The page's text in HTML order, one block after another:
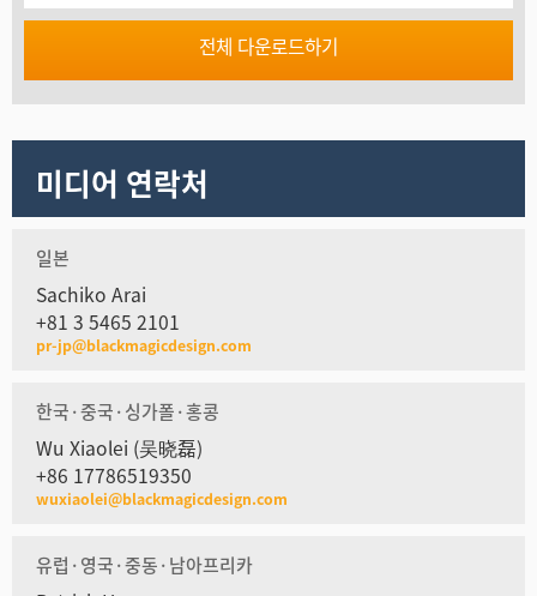
전체 다운로드하기
미디어 연락처
일본
Sachiko Arai
+81 3 5465 2101
pr-jp@blackmagicdesign.com
한국·중국·싱가폴·홍콩
Wu Xiaolei (吴晓磊)
+86 17786519350
wuxiaolei@blackmagicdesign.com
유럽·영국·중동·남아프리카